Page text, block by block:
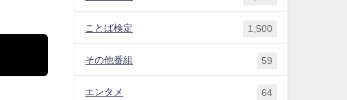
ことば検定 1,500
その他番組 59
エンタメ 64